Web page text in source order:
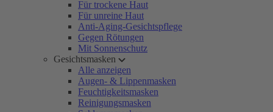
Für trockene Haut
Für unreine Haut
Anti-Aging-Gesichtspflege
Gegen Rötungen
Mit Sonnenschutz
Gesichtsmasken
Alle anzeigen
Augen- & Lippenmasken
Feuchtigkeitsmasken
Reinigungsmasken